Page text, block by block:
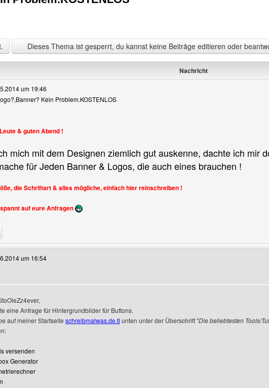
Dieses Thema ist gesperrt, du kannst keine Beiträge editieren oder
Nachricht
anzeigen
um 19:46
Kein Problem.KOSTENLOS
& guten Abend !
mich mit dem Designen ziemlich gut auskenne, dachte ich mir
für Jeden Banner & Logos, die auch eines brauchen !
die Schriftart & alles mögliche, einfach hier reinschreiben !
auf eure Anfragen
dieses Benutzers besuchen: StoOleZz4ever
anzeigen
um 16:54
eine Anfrage für Hintergrundbilder für Buttons.
auf meiner Startseite schreibmalwas.de.tl unten unter der Überschrift "Die beliebtesten Tools/
versenden
Generator